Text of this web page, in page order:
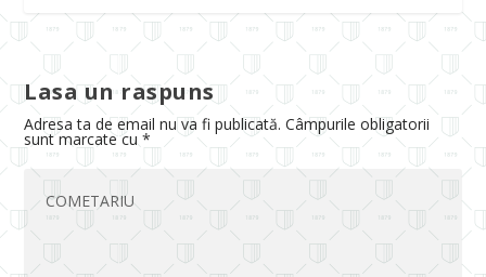
Lasa un raspuns
Adresa ta de email nu va fi publicată. Câmpurile obligatorii
sunt marcate cu*